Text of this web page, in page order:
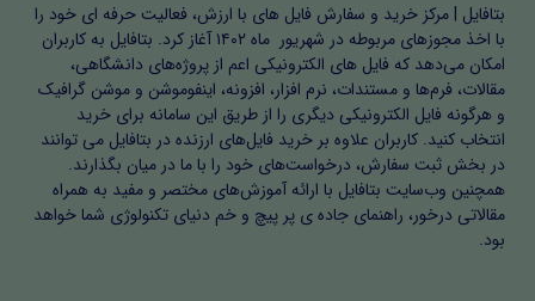
بتافایل | مرکز خرید و سفارش فایل های با ارزش، فعالیت حرفه ای خود را
با اخذ مجوزهای مربوطه در شهریور ماه ۱۴۰۲ آغاز کرد. بتافایل به کاربران
امکان می‌دهد که فایل های الکترونیکی اعم از پروژه‌های دانشگاهی،
مقالات، فرم‌ها و مستندات، نرم افزار، افزونه، اینفوموشن و موشن گرافیک
و هرگونه فایل الکترونیکی دیگری را از طریق این سامانه برای خرید
انتخاب کنید. کاربران علاوه بر خرید فایل‌های ارزنده در بتافایل می توانند
در بخش ثبت سفارش، درخواست‌های خود را با ما در میان بگذارند.
همچنین وب‌سایت بتافایل با ارائه آموزش‌های مختصر و مفید به همراه
مقالاتی درخور، راهنمای جاده ی پر پیچ و خم دنیای تکنولوژی شما خواهد
بود.